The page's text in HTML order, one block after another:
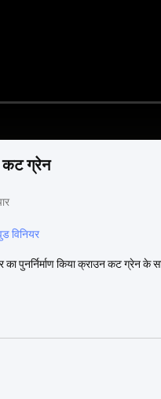
कट ग्रेन
विनियर
किया क्राउन कट ग्रेन के